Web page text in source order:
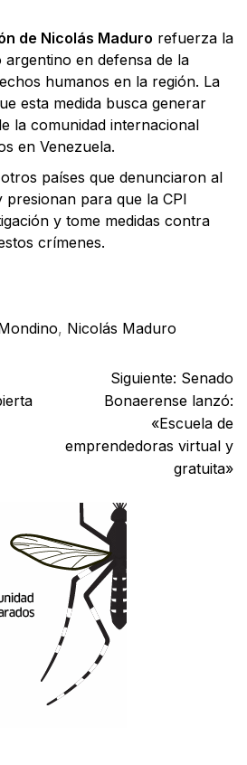
de Nicolás Maduro refuerza la
en defensa de la
humanos en la región. La
esta medida busca generar
la comunidad internacional
en Venezuela.
países que denunciaron al
presionan para que la CPI
y tome medidas contra
crímenes.
, Nicolás Maduro
Siguiente: Senado
Bonaerense lanzó:
«Escuela de
emprendedoras virtual y
gratuita»